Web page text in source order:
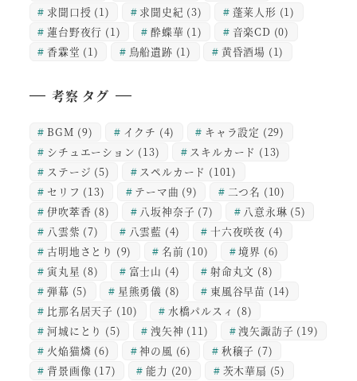
求聞口授 (1) 求聞史紀 (3) 蓬莱人形 (1)
蓮台野夜行 (1) 酔蝶華 (1) 音楽CD (0)
香霖堂 (1) 鳥船遺跡 (1) 黄昏酒場 (1)
考察 タグ
BGM (9) イクチ (4) キャラ設定 (29)
シチュエーション (13) スキルカード (13)
ステージ (5) スペルカード (101)
セリフ (13) テーマ曲 (9) 二つ名 (10)
伊吹萃香 (8) 八坂神奈子 (7) 八意永琳 (5)
八雲紫 (7) 八雲藍 (4) 十六夜咲夜 (4)
古明地さとり (9) 名前 (10) 境界 (6)
寅丸星 (8) 富士山 (4) 射命丸文 (8)
弾幕 (5) 星熊勇儀 (8) 東風谷早苗 (14)
比那名居天子 (10) 水橋パルスィ (8)
河城にとり (5) 洩矢神 (11) 洩矢諏訪子 (19)
火焔猫燐 (6) 神の風 (6) 秋穣子 (7)
背景画像 (17) 能力 (20) 茨木華扇 (5)